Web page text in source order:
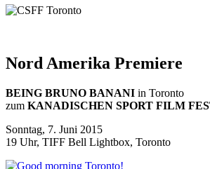
Nord Amerika Premiere
BEING BRUNO BANANI in Toronto
zum KANADISCHEN SPORT FILM
Sonntag, 7. Juni 2015
19 Uhr, TIFF Bell Lightbox, Toronto